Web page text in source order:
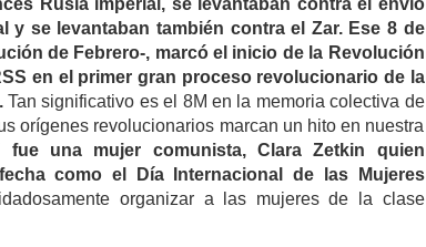
y se levantaban también contra el Zar. Ese 8 de
de Febrero-, marcó el inicio de la Revolución
en el primer gran proceso revolucionario de la
Tan significativo es el 8M en la memoria colectiva de
orígenes revolucionarios marcan un hito en nuestra
fue una mujer comunista, Clara Zetkin quien
como el Día Internacional de las Mujeres
organizar a las mujeres de la clase